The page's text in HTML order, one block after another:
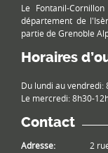
Le Fontanil-
département de
partie de Grenoble
Horaires
Du lundi au vendredi:
Le mercredi: 8h30-
Contact
Adresse:
2